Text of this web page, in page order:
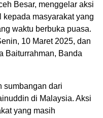
Besar, menggelar aksi
masyarakat yang
waktu berbuka puasa.
10 Maret 2025, dan
Baiturrahman, Banda
sumbangan dari
di Malaysia. Aksi
yang masih